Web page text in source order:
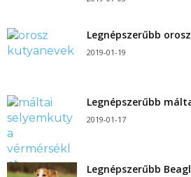
Legnépszerűbb
2019-01-19
Legnépszerűbb
2019-01-17
Legnépszerűbb